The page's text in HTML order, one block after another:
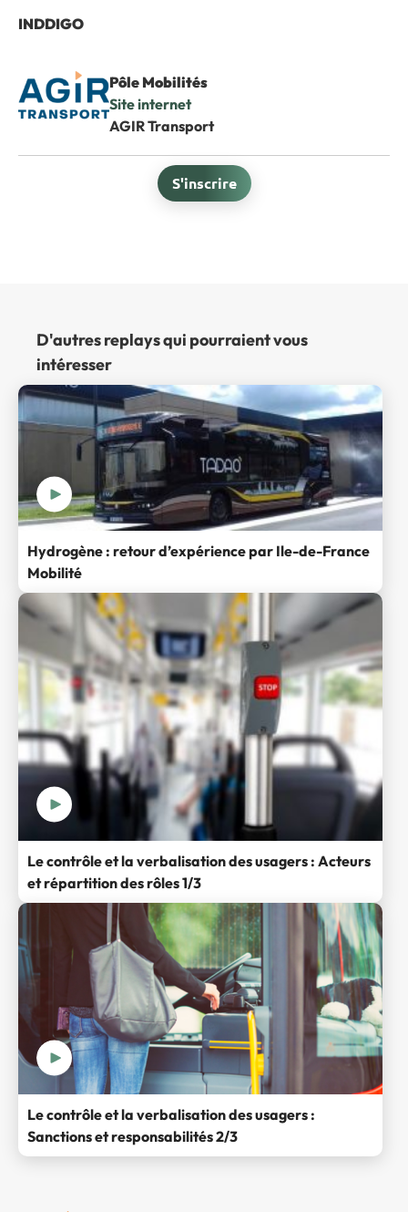
INDDIGO
Pôle Mobilités
Site internet
AGIR Transport
S'inscrire
D'autres replays qui pourraient vous
intéresser
Hydrogène : retour d’expérience par Ile-de-France
Mobilité
Le contrôle et la verbalisation des usagers : Acteurs
et répartition des rôles 1/3
Le contrôle et la verbalisation des usagers :
Sanctions et responsabilités 2/3